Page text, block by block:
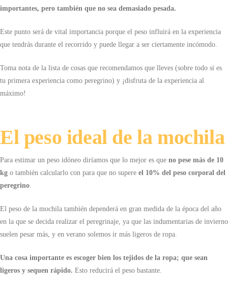
importantes, pero también que no sea demasiado pesada.
Este punto será de vital importancia porque el peso influirá en la experiencia
que tendrás durante el recorrido y puede llegar a ser ciertamente incómodo.
Toma nota de la lista de cosas que recomendamos que lleves (sobre todo si es
tu primera experiencia como peregrino) y ¡disfruta de la experiencia al
máximo!
El peso ideal de la mochila
Para estimar un peso idóneo diríamos que lo mejor es que no pese más de 10
kg o también calcularlo con para que no supere el 10% del peso corporal del
peregrino
El peso de la mochila también dependerá en gran medida de la época del año
en la que se decida realizar el peregrinaje, ya que las indumentarias de invierno
suelen pesar más, y en verano solemos ir más ligeros de ropa.
Una cosa importante es escoger bien los tejidos de la ropa; que sean
ligeros y sequen rápido. Esto reducirá el peso bastante.